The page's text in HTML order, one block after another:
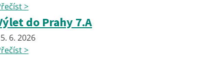
>
do Prahy 7.A
6. 2026
>